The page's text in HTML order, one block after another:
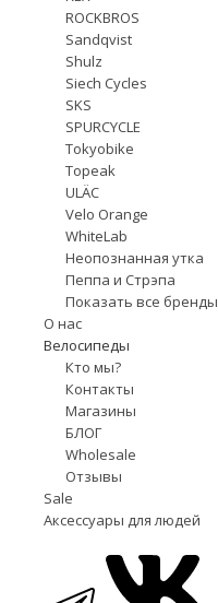
ROCKBROS
Sandqvist
Shulz
Siech Cycles
SKS
SPURCYCLE
Tokyobike
Topeak
ULÄC
Velo Orange
WhiteLab
Неопознанная утка
Пеппа и Стрэпа
Показать все бренды
О нас
Велосипеды
Кто мы?
Контакты
Магазины
БЛОГ
Wholesale
Отзывы
Sale
Аксессуары для людей